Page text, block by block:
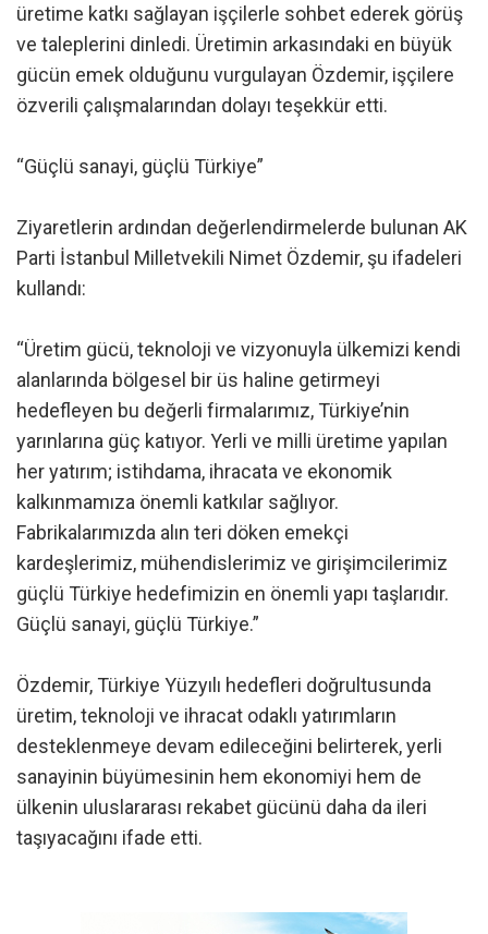
üretime katkı sağlayan işçilerle sohbet ederek görüş
ve taleplerini dinledi. Üretimin arkasındaki en büyük
gücün emek olduğunu vurgulayan Özdemir, işçilere
özverili çalışmalarından dolayı teşekkür etti.
“Güçlü sanayi, güçlü Türkiye”
Ziyaretlerin ardından değerlendirmelerde bulunan AK
Parti İstanbul Milletvekili Nimet Özdemir, şu ifadeleri
kullandı:
“Üretim gücü, teknoloji ve vizyonuyla ülkemizi kendi
alanlarında bölgesel bir üs haline getirmeyi
hedefleyen bu değerli firmalarımız, Türkiye’nin
yarınlarına güç katıyor. Yerli ve milli üretime yapılan
her yatırım; istihdama, ihracata ve ekonomik
kalkınmamıza önemli katkılar sağlıyor.
Fabrikalarımızda alın teri döken emekçi
kardeşlerimiz, mühendislerimiz ve girişimcilerimiz
güçlü Türkiye hedefimizin en önemli yapı taşlarıdır.
Güçlü sanayi, güçlü Türkiye.”
Özdemir, Türkiye Yüzyılı hedefleri doğrultusunda
üretim, teknoloji ve ihracat odaklı yatırımların
desteklenmeye devam edileceğini belirterek, yerli
sanayinin büyümesinin hem ekonomiyi hem de
ülkenin uluslararası rekabet gücünü daha da ileri
taşıyacağını ifade etti.